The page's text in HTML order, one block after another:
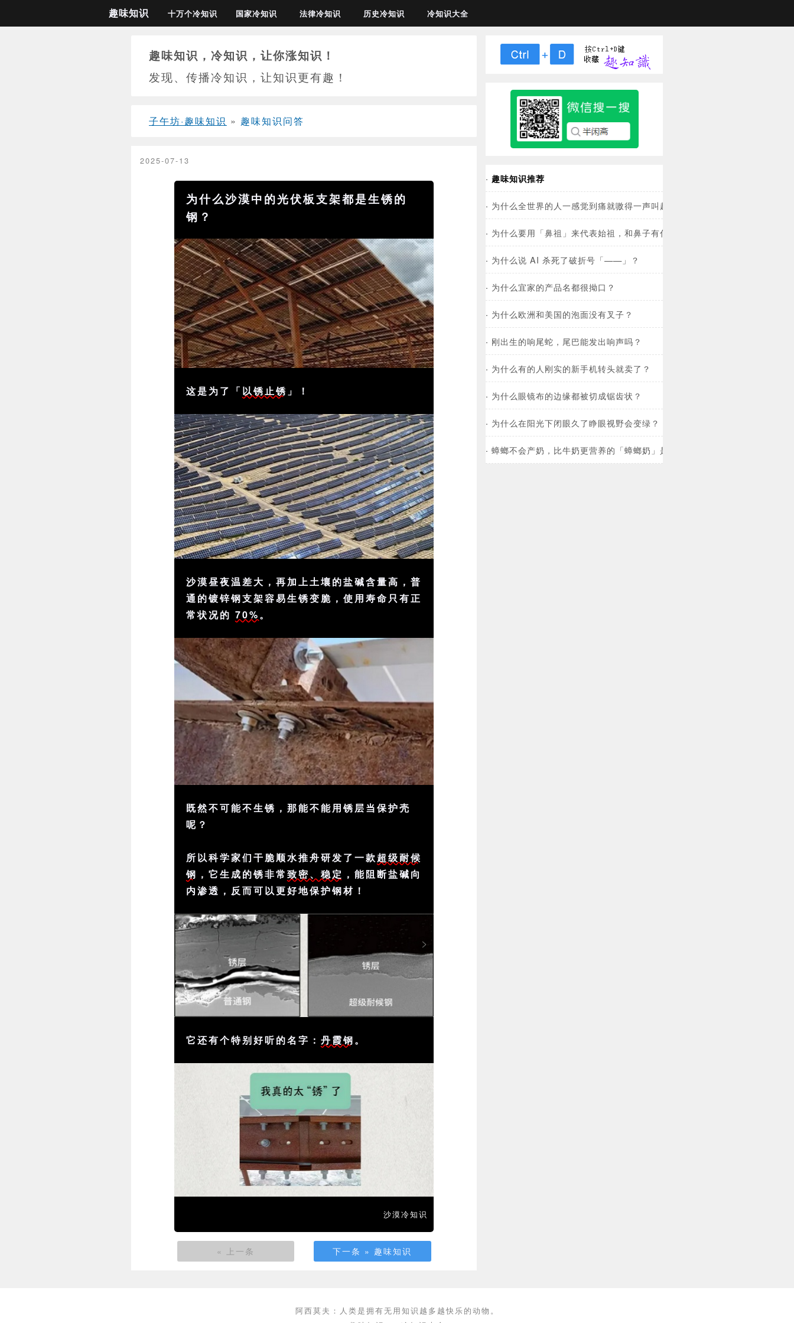
趣味知识 十万个冷知识 国家冷知识 法律冷知识 历史冷知识 冷知识大全
趣味知识，冷知识，让你涨知识！
发现、传播冷知识，让知识更有趣！
子午坊·趣味知识 » 趣味知识问答
2025-07-13
为什么沙漠中的光伏板支架都是生锈的
钢？
这是为了「 以锈止锈 」！
沙漠昼夜温差大，再加上土壤的盐碱含量高，普
通的镀锌钢支架容易生锈变脆，使用寿命只有正
常状况的70%。
既然不可能不生锈，那能不能用锈层当保护壳
呢？
所以科学家们干脆顺水推舟研发了一款超级耐候
钢 ，它生成的锈非常致密、稳定 ，能阻断盐碱向
内渗透，反而可以更好地保护钢材！
它还有个特别好听的名字：丹霞钢。
沙漠冷知识
« 上一条 下一条 » 趣味知识
· 趣味知识推荐
· 为什么全世界的人一感觉到痛就嗷得一声叫起来？
· 为什么要用「鼻祖」来代表始祖，和鼻子有什么关系？
· 为什么说 AI 杀死了破折号「——」？
· 为什么宜家的产品名都很拗口？
· 为什么欧洲和美国的泡面没有叉子？
· 刚出生的响尾蛇，尾巴能发出响声吗？
· 为什么有的人刚实的新手机转头就卖了？
· 为什么眼镜布的边缘都被切成锯齿状？
· 为什么在阳光下闭眼久了睁眼视野会变绿？
· 蟑螂不会产奶，比牛奶更营养的「蟑螂奶」是怎么来的？
阿西莫夫：人类是拥有无用知识越多越快乐的动物。